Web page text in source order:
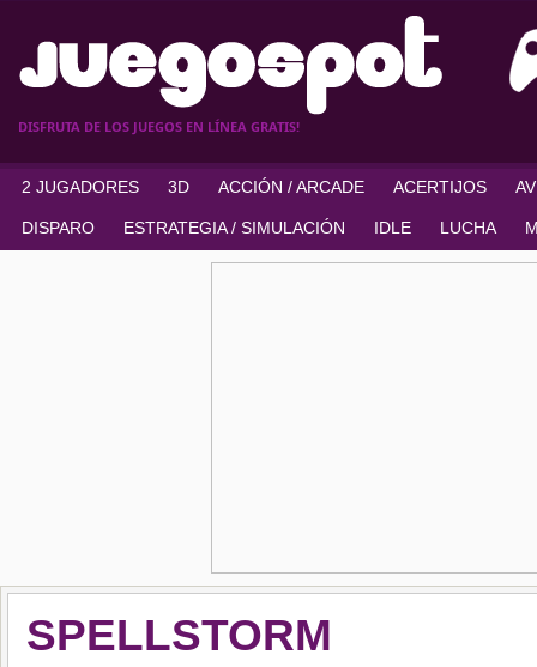
DISFRUTA DE LOS JUEGOS EN LÍNEA GRATIS!
2 JUGADORES 3D ACCIÓN / ARCADE ACERTIJOS
DISPARO ESTRATEGIA / SIMULACIÓN IDLE LUCHA
SPELLSTORM